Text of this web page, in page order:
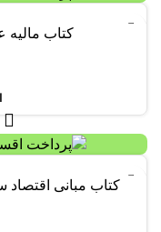
کتاب